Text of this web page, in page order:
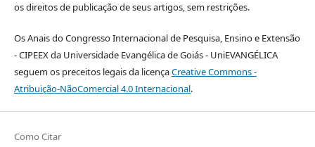
os direitos de publicação de seus artigos, sem restrições.
Os Anais do Congresso Internacional de Pesquisa, Ensino e Extensão
- CIPEEX da Universidade Evangélica de Goiás - UniEVANGÉLICA
seguem os preceitos legais da licençaCreative Commons -
Atribuição-NãoComercial 4.0 Internacional.
Como Citar